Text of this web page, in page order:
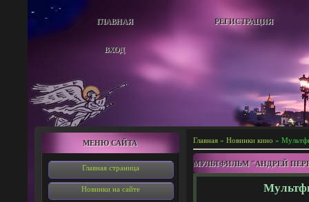
ГЛАВНАЯ РЕГИСТРАЦИЯ
ВХОД
МЕНЮ САЙТА
Главная страница
Новинки на сайте
Главная » Новинки кино »
МУЛЬТФИЛЬМ "АНДРЕЙ